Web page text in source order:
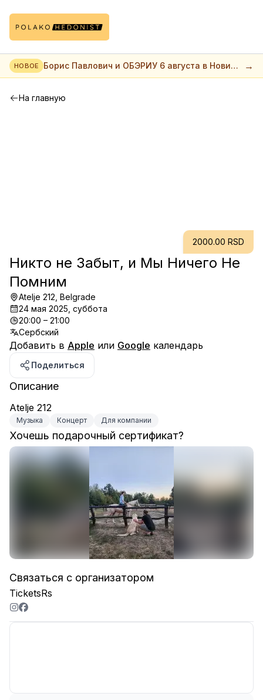
НОВОЕ
Борис Павлович и ОБЭРИУ 6 августа в Нови
саде
→
На главную
2000.00 RSD
Никто не Забыт, и Мы Ничего Не
Помним
Atelje 212, Belgrade
24 мая 2025, суббота
20:00 – 21:00
Сербский
Добавить в Apple или Google календарь
Поделиться
Описание
Atelje 212
Музыка Концерт Для компании
Хочешь подарочный сертификат?
Связаться с организатором
TicketsRs